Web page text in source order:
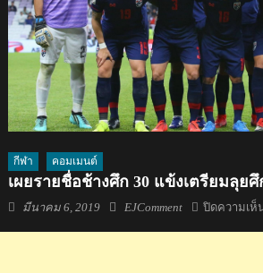
กีฬา คอมเมนต์
เผยรายชื่อช้างศึก 30 แข้งเตรียมลุย
Posted
มีนาคม 6, 2019 Author
EJComment ปิดความเห็